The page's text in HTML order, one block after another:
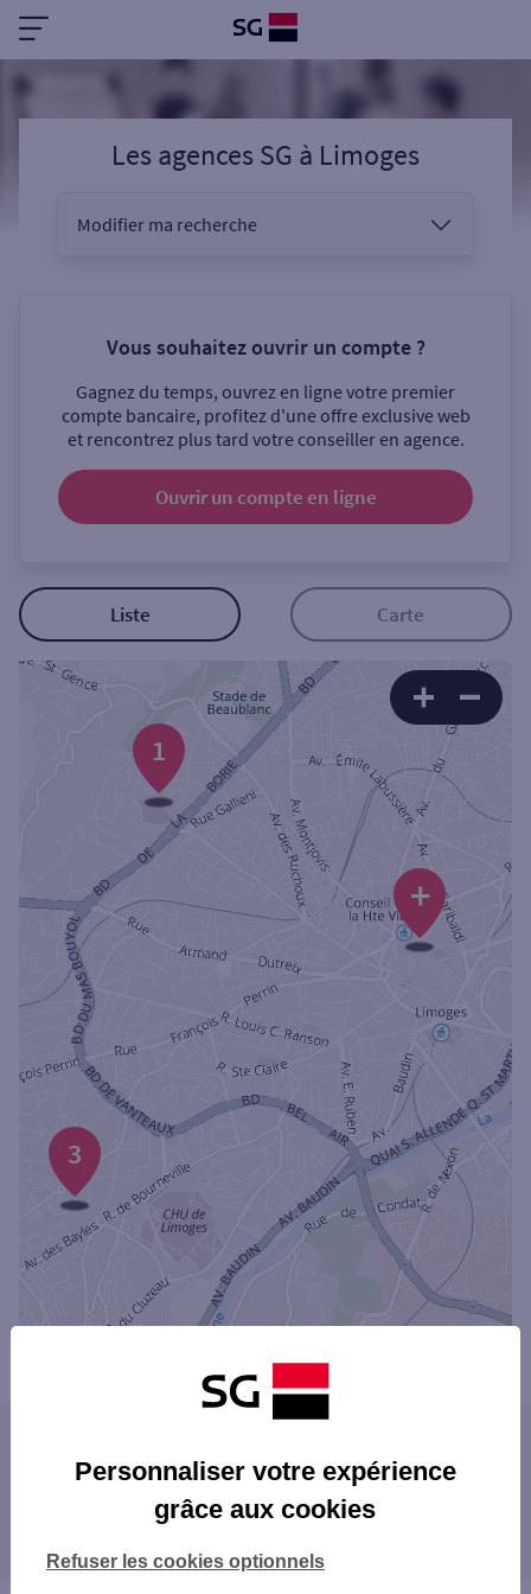
Les agences SG à Limoges
Modifier ma recherche
Sélectionnez votre recherche
Ouverte le samedi
Coffre-fort
Autour de moi
ou
Ville / Code postal
Rue
Rechercher
Vous souhaitez ouvrir un compte ?
Gagnez du temps, ouvrez en ligne votre premier
compte bancaire, profitez d'une offre exclusive web
et rencontrez plus tard votre conseiller en agence.
Ouvrir un compte en ligne
Liste Carte
+
3
1
PANAZOL
Les agences SG dans les départements
16 CHARENTE
Personnaliser votre expérience
grâce aux cookies
Refuser les cookies optionnels